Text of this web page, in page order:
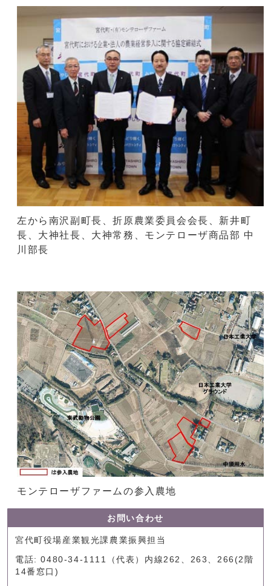
左から南沢副町長、折原農業委員会会長、新井町
長、大神社長、大神常務、モンテローザ商品部 中
川部長
モンテローザファームの参入農地
お問い合わせ
宮代町役場産業観光課農業振興担当
電話: 0480-34-1111（代表）内線262、263、266(2階
14番窓口)